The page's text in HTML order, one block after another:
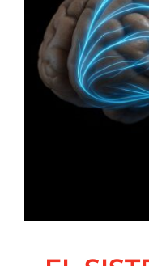
Contacto
EL